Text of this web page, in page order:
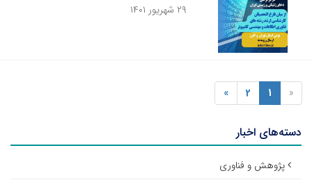
۲۹ شهریور ۱۴۰۱
«
1
2
»
دسته‌های اخبار
پژوهش و فناوری